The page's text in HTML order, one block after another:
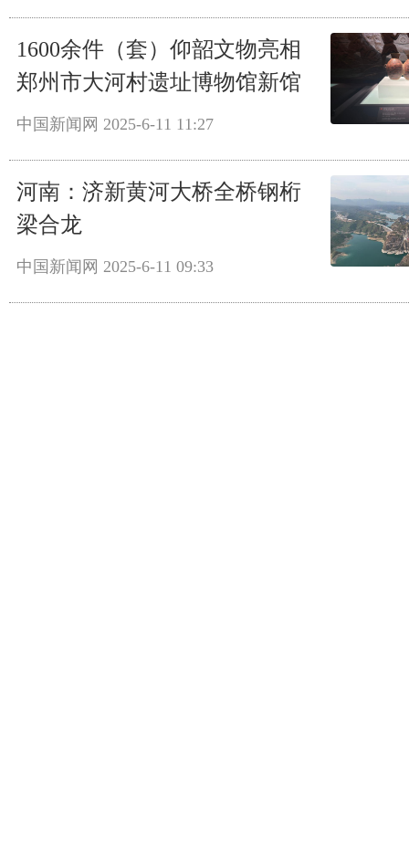
1600余件（套）仰韶文物亮相
郑州市大河村遗址博物馆新馆
中国新闻网 2025-6-11 11:27
河南：济新黄河大桥全桥钢桁
梁合龙
中国新闻网 2025-6-11 09:33